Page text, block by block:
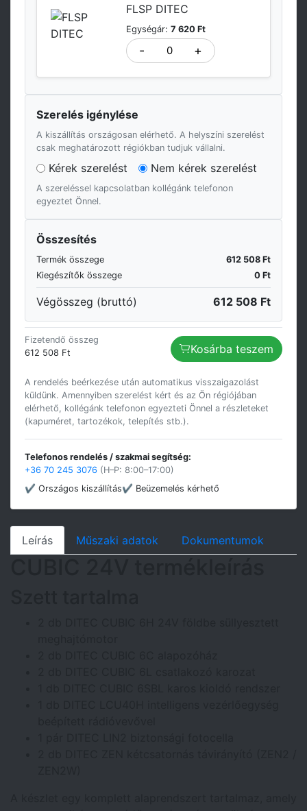
FLSP DITEC
Egységár: 7 620 Ft
- +
Szerelés igénylése
A kiszállítás országosan elérhető. A helyszíni szerelést
csak meghatározott régiókban tudjuk vállalni.
Kérek szerelést Nem kérek szerelést
A szereléssel kapcsolatban kollégánk telefonon
egyeztet Önnel.
Összesítés
Termék összege
612 508 Ft
Kiegészítők összege
0 Ft
Végösszeg (bruttó) 612 508 Ft
Fizetendő összeg
612 508 Ft
Kosárba teszem
A rendelés beérkezése után automatikus visszaigazolást
küldünk. Amennyiben szerelést kért és az Ön régiójában
elérhető, kollégánk telefonon egyezteti Önnel a részleteket
(kapuméret, tartozékok, telepítés stb.).
Telefonos rendelés / szakmai segítség:
+36 70 245 3076 (H–P: 8:00–17:00)
✔ Országos kiszállítás✔ Beüzemelés kérhető
Leírás Műszaki adatok Dokumentumok